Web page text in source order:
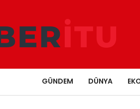
GÜNDEM DÜNYA